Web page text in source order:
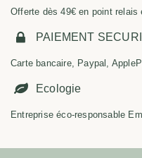
Offerte dès 49€ en point relais
PAIEMENT
Carte bancaire, Paypal,
Ecologie
Entreprise éco-responsable